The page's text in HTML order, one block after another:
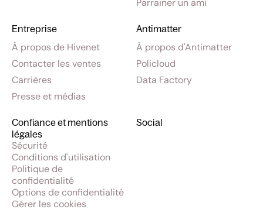
Parrainer un ami
Entreprise
À propos de Hivenet
Contacter les ventes
Carrières
Presse et médias
Social
Antimatter
À propos d'Antimatter
Policloud
Data Factory
Confiance et mentions
légales
Sécurité
Conditions d'utilisation
Politique de
confidentialité
Options de confidentialité
Gérer les cookies